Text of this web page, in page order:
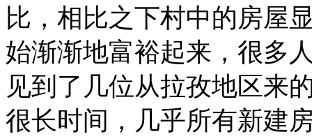
比，相比之下村中的房屋
始渐渐地富裕起来，很多
见到了几位从拉孜地区来
很长时间，几乎所有新建